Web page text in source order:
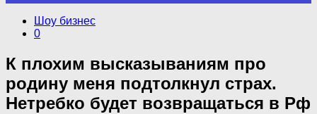
Шоу бизнес
0
К плохим высказываниям про
родину меня подтолкнул страх.
Нетребко будет возвращаться в Рф